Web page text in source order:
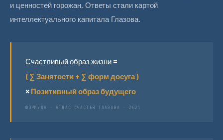
и ценностей горожан. Ответы стали картой
интеллектуального капитала Глазова.
Счастливый образ жизни =
( ∑ Занятости + ∑ форм досуга )
× Позитивный образ будущего
ФОРМУЛА · АТЛАС СЧАСТЬЯ ГЛАЗОВА · 2021